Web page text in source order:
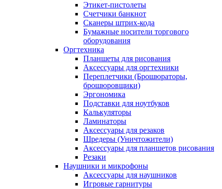
Этикет-пистолеты
Счетчики банкнот
Сканеры штрих-кода
Бумажные носители торгового
оборудования
Оргтехника
Планшеты для рисования
Аксессуары для оргтехники
Переплетчики (Брошюраторы,
брошюровщики)
Эргономика
Подставки для ноутбуков
Калькуляторы
Ламинаторы
Аксессуары для резаков
Шредеры (Уничтожители)
Аксессуары для планшетов рисования
Резаки
Наушники и микрофоны
Аксессуары для наушников
Игровые гарнитуры